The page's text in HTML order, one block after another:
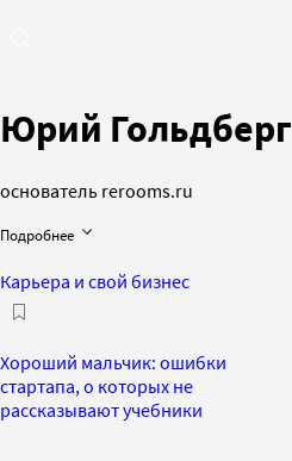
Юрий Гольдберг
основатель rerooms.ru
Подробнее
Карьера и свой бизнес
Хороший мальчик: ошибки
стартапа, о которых не
рассказывают учебники